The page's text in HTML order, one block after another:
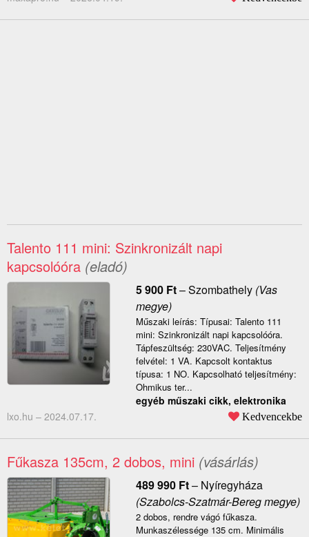
Talento 111 mini: Szinkronizált napi
kapcsolóóra (eladó)
5 900 Ft–Szombathely(Vas
megye)
Műszaki leírás: Típusai: Talento 111
mini: Szinkronizált napi kapcsolóóra.
Tápfeszültség: 230VAC. Teljesítmény
felvétel: 1 VA. Kapcsolt kontaktus
típusa: 1 NO. Kapcsolható teljesítmény:
Ohmikus ter...
egyéb műszaki cikk, elektronika
lxo.hu – 2024.07.17. Kedvencekbe
Fűkasza 135cm, 2 dobos, mini (vásárlás)
489 990 Ft– Nyíregyháza
(Szabolcs-Szatmár-Bereg megye)
2 dobos, rendre vágó fűkasza.
Munkaszélessége 135 cm. Minimális